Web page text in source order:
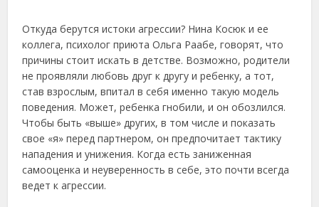
Откуда берутся истоки агрессии? Нина Косюк и ее
коллега, психолог приюта Ольга Раабе, говорят, что
причины стоит искать в детстве. Возможно, родители
не проявляли любовь друг к другу и ребенку, а тот,
став взрослым, впитал в себя именно такую модель
поведения. Может, ребенка гнобили, и он обозлился.
Чтобы быть «выше» других, в том числе и показать
свое «я» перед партнером, он предпочитает тактику
нападения и унижения. Когда есть заниженная
самооценка и неуверенность в себе, это почти всегда
ведет к агрессии.